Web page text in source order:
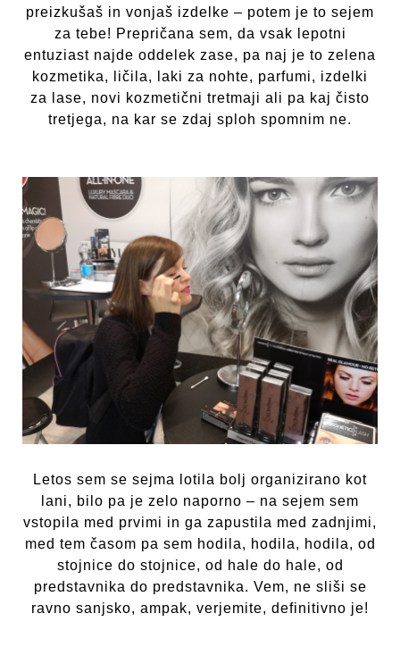
preizkušaš in vonjaš izdelke – potem je to sejem
za tebe! Prepričana sem, da vsak lepotni
entuziast najde oddelek zase, pa naj je to zelena
kozmetika, ličila, laki za nohte, parfumi, izdelki
za lase, novi kozmetični tretmaji ali pa kaj čisto
tretjega, na kar se zdaj sploh spomnim ne.
Letos sem se sejma lotila bolj organizirano kot
lani, bilo pa je zelo naporno – na sejem sem
vstopila med prvimi in ga zapustila med zadnjimi,
med tem časom pa sem hodila, hodila, hodila, od
stojnice do stojnice, od hale do hale, od
predstavnika do predstavnika. Vem, ne sliši se
ravno sanjsko, ampak, verjemite, definitivno je!